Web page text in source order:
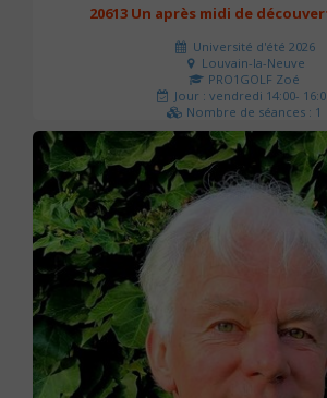
20613 Un après midi de
Université d'été 2026
Louvain-la-Neuve
PRO1GOLF Zoé
Jour : vendredi 14:00-
Nombre de séances : 1
45 €